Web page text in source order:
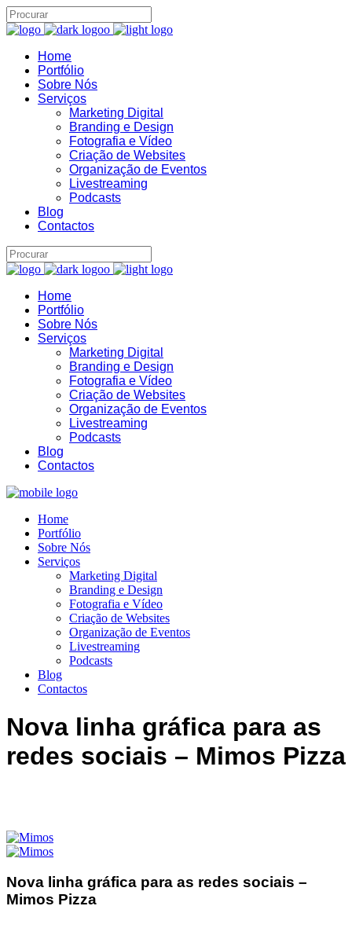
Home
Portfólio
Sobre Nós
Serviços
Marketing Digital
Branding e Design
Fotografia e Vídeo
Criação de Websites
Organização de Eventos
Livestreaming
Podcasts
Blog
Contactos
Home
Portfólio
Sobre Nós
Serviços
Marketing Digital
Branding e Design
Fotografia e Vídeo
Criação de Websites
Organização de Eventos
Livestreaming
Podcasts
Blog
Contactos
Home
Portfólio
Sobre Nós
Serviços
Marketing Digital
Branding e Design
Fotografia e Vídeo
Criação de Websites
Organização de Eventos
Livestreaming
Podcasts
Blog
Contactos
Nova linha gráfica para as
redes sociais – Mimos Pizza
Nova linha gráfica para as redes sociais –
Mimos Pizza
B22
Assistente IA · Brand22
Online
06:28